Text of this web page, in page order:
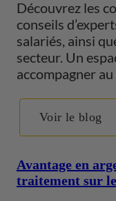
Découvrez les
conseils
salariés, ainsi
secteur. Un
accompagner
Voir le blog
Avantage en
traitement sur